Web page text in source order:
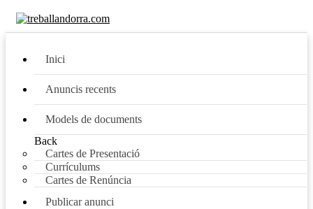
Inici
Anuncis recents
Models de documents
Back
Cartes de Presentació
Currículums
Cartes de Renúncia
Publicar anunci